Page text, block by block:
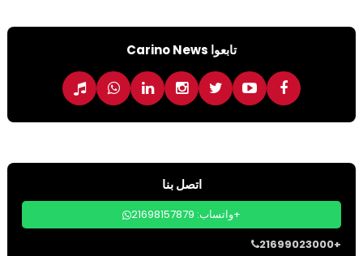
تابعوا Carino News
اتصل بنا
واتساب: 21698157879+
21699023000+